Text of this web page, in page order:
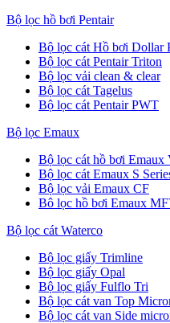
Bộ lọc hồ bơi Pentair
Bộ lọc cát Hồ bơi Dollar
Bộ lọc cát Pentair Triton
Bộ lọc vải clean & clear
Bộ lọc cát Tagelus
Bộ lọc cát Pentair PWT
Bộ lọc Emaux
Bộ lọc cát hồ bơi Emaux
Bộ lọc cát Emaux S
Bộ lọc vải Emaux CF
Bô lọc hồ bơi Emaux
Bộ lọc cát Waterco
Bộ lọc giấy Trimline
Bộ lọc giấy Opal
Bộ lọc giấy Fulflo Tri
Bộ lọc cát van Top
Bộ lọc cát van Side